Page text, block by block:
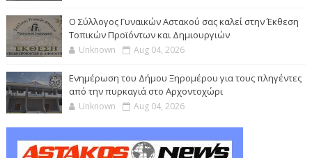
Ο Σύλλογος Γυναικών Αστακού σας καλεί στην Έκθεση
Τοπικών Προϊόντων και Δημιουργιών
Unknown Aug 04, 2026
Ενημέρωση του Δήμου Ξηρομέρου για τους πληγέντες
από την πυρκαγιά στο Αρχοντοχώρι
Unknown Aug 04, 2026